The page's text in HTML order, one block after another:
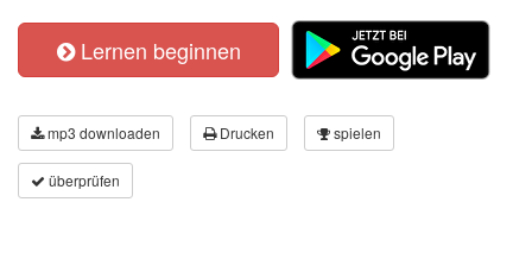
Lernen beginnen
mp3 downloaden Drucken spielen
überprüfen